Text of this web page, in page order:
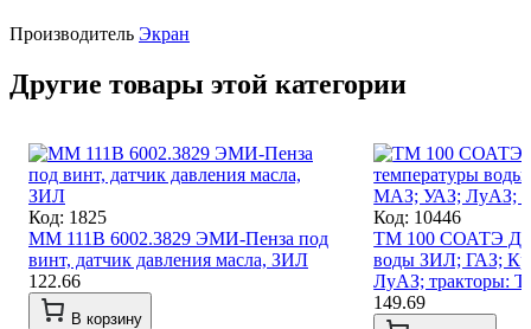
Производитель Экран
Другие товары этой категории
Код: 1825
ММ 111В 6002.3829 ЭМИ-Пенза под
винт, датчик давления масла, ЗИЛ
122.66
В корзину
Код: 10446
ТМ 100 СОАТЭ
воды ЗИЛ; ГАЗ;
ЛуАЗ; тракторы:
149.69